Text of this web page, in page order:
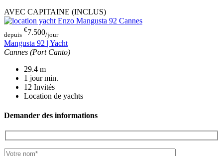
AVEC CAPITAINE (INCLUS)
depuis
€7.500/jour
Mangusta 92 | Yacht
Cannes (Port Canto)
29.4 m
1 jour min.
12 Invités
Location de yachts
Demander des informations